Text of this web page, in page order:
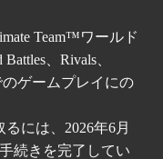
Team™ワールド
、Rivals、
のゲームプレイにの
には、2026年6月
続きを完了してい